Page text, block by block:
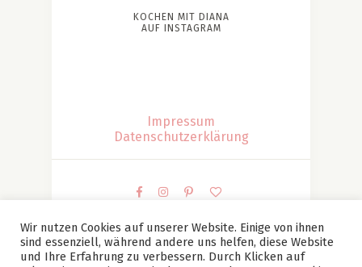
KOCHEN MIT DIANA
AUF INSTAGRAM
Impressum
Datenschutzerklärung
© Kochen mit Diana | Diana Patesan Alle Bilder und
Wir nutzen Cookies auf unserer Website. Einige von ihnen
sind essenziell, während andere uns helfen, diese Website
und Ihre Erfahrung zu verbessern. Durch Klicken auf